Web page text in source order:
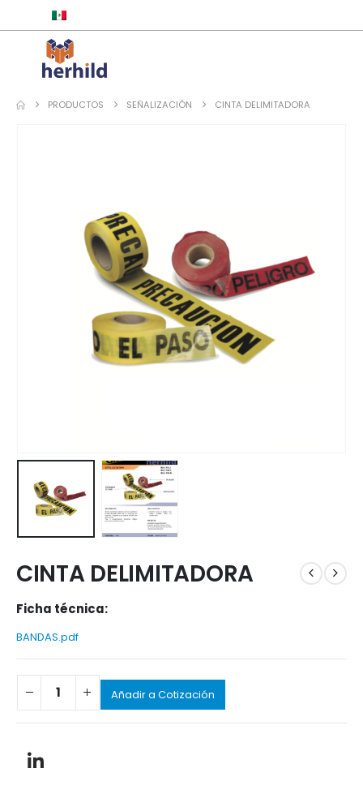
PRODUCTOS SEÑALIZACIÓN CINTA DELIMITADORA
CINTA DELIMITADORA
Ficha técnica:
BANDAS.pdf
Añadir a Cotización